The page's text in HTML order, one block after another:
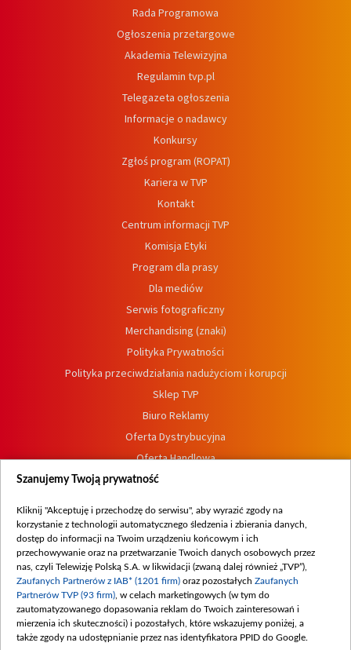
Rada Programowa
Ogłoszenia przetargowe
Akademia Telewizyjna
Regulamin tvp.pl
Telegazeta ogłoszenia
Informacje o nadawcy
Konkursy
Zgłoś program (ROPAT)
Kariera w TVP
Kontakt
Centrum informacji TVP
Komisja Etyki
Program dla prasy
Dla mediów
Serwis fotograficzny
Merchandising (znaki)
Polityka Prywatności
Polityka przeciwdziałania nadużyciom i korupcji
Sklep TVP
Biuro Reklamy
Oferta Dystrybucyjna
Oferta Handlowa
Dostępność
Procedura zgłoszeń wewnętrznych
Szanujemy Twoją prywatność
Kliknij "Akceptuję i przechodzę do serwisu", aby wyrazić zgody na
korzystanie z technologii automatycznego śledzenia i zbierania danych,
dostęp do informacji na Twoim urządzeniu końcowym i ich
przechowywanie oraz na przetwarzanie Twoich danych osobowych przez
nas, czyli Telewizję Polską S.A. w likwidacji (zwaną dalej również „TVP”),
Zaufanych Partnerów z IAB* (1201 firm) oraz pozostałych Zaufanych
Partnerów TVP (93 firm) , w celach marketingowych (w tym do
zautomatyzowanego dopasowania reklam do Twoich zainteresowań i
mierzenia ich skuteczności) i pozostałych, które wskazujemy poniżej, a
także zgody na udostępnianie przez nas identyfikatora PPID do Google.